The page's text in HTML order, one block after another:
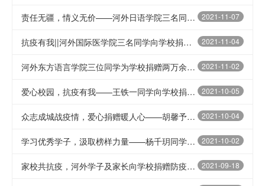
2021-11-07
责任无疆，情义无价——河外日语学院三名同学向学校捐献2万只医用口罩、数十箱消毒液
2021-11-04
抗疫有我||河外国际医学院三名同学向学校捐赠防疫口罩6000只‍
2021-11-02
河外东方语言学院三位同学为学校捐赠两万余元防疫物资
2021-10-05
爱心校园，抗疫有我——王铁一同学向学校捐赠人脸识别测温仪
2021-10-04
众志成城战疫情，爱心捐赠暖人心——胡馨予同学为学校捐赠人脸识别测温一体机
2021-10-02
学习优秀学子，汲取榜样力量——杨千玥同学为学校捐赠人脸识别测温一体机
2021-09-18
家校共抗疫，河外学子及家长向学校捐赠防疫测温仪器设备三台